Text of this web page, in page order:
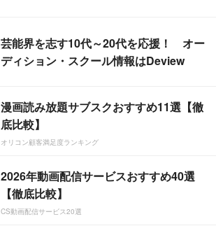
芸能界を志す10代～20代を応援！ オー
ディション・スクール情報はDeview
漫画読み放題サブスクおすすめ11選【徹
底比較】
オリコン顧客満足度ランキング
2026年動画配信サービスおすすめ40選
【徹底比較】
CS動画配信サービス20選